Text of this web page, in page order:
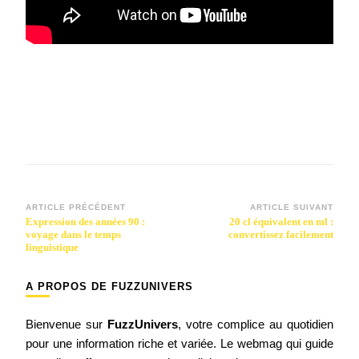
Navigation
d’article
ARTICLE PRÉCÉDENT
Expression des années 90 :
voyage dans le temps
linguistique
ARTICLE SUIVANT
20 cl équivalent en ml :
convertissez facilement
A PROPOS DE FUZZUNIVERS
Bienvenue sur FuzzUnivers, votre complice au quotidien
pour une information riche et variée. Le webmag qui guide